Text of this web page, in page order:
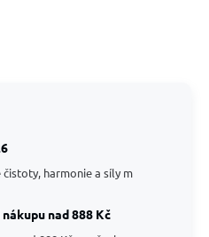
harmonie a síly m
nad 888 Kč